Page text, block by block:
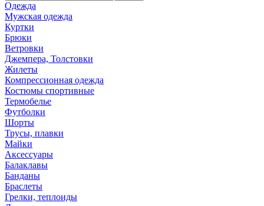
Одежда
Мужская одежда
Куртки
Брюки
Ветровки
Джемпера, Толстовки
Жилеты
Компрессионная одежда
Костюмы спортивные
Термобелье
Футболки
Шорты
Трусы, плавки
Майки
Аксессуары
Балаклавы
Банданы
Браслеты
Грелки, теплоиды